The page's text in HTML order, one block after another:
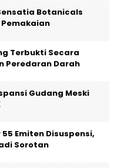
Botanicals
Terbukti Secara
Peredaran Darah
Gudang Meski
Emiten Disuspensi,
Sorotan